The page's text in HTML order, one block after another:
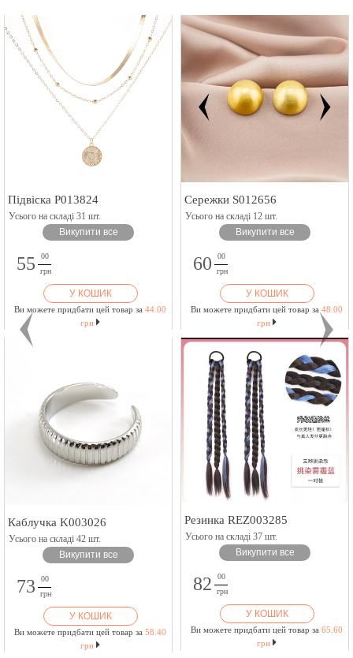
Підвіска P013824
Усього на складі 31 шт.
Викупити все
55
00
грн
У КОШИК
Ви можете придбати цей товар за 44.00
грн
Сережки S012656
Усього на складі 12 шт.
Викупити все
60
00
грн
У КОШИК
Ви можете придбати цей товар за 48.00
грн
Каблучка K003026
Усього на складі 42 шт.
Викупити все
73
00
грн
У КОШИК
Ви можете придбати цей товар за 58.40
грн
Резинка REZ003285
Усього на складі 37 шт.
Викупити все
82
00
грн
У КОШИК
Ви можете придбати цей товар за 65.60
грн